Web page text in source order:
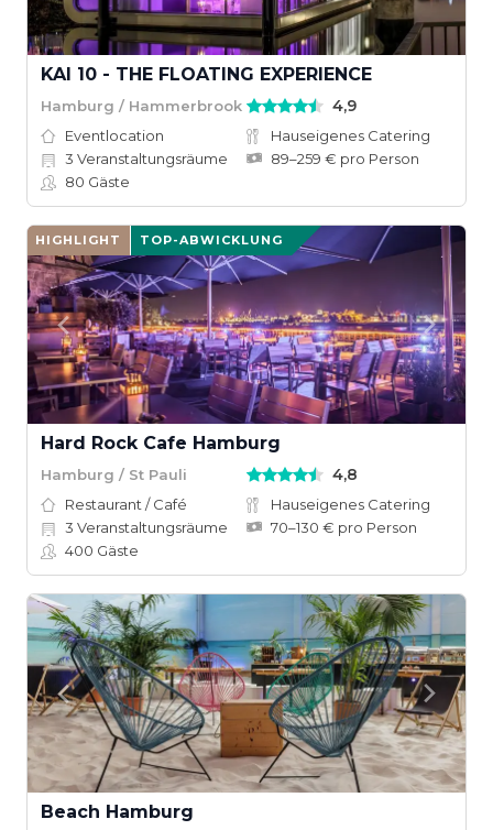
KAI 10 - THE FLOATING EXPERIENCE
Hamburg / Hammerbrook 4,9
Eventlocation
Hauseigenes Catering
3 Veranstaltungsräume
89–259 € pro Person
80 Gäste
HIGHLIGHT TOP-ABWICKLUNG
Hard Rock Cafe Hamburg
Hamburg / St Pauli 4,8
Restaurant / Café
Hauseigenes Catering
3 Veranstaltungsräume
70–130 € pro Person
400 Gäste
Beach Hamburg